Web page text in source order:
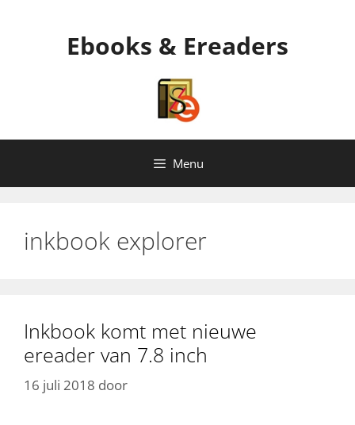
Ebooks & Ereaders
Menu
inkbook explorer
Inkbook komt met nieuwe
ereader van 7.8 inch
16 juli 2018 door